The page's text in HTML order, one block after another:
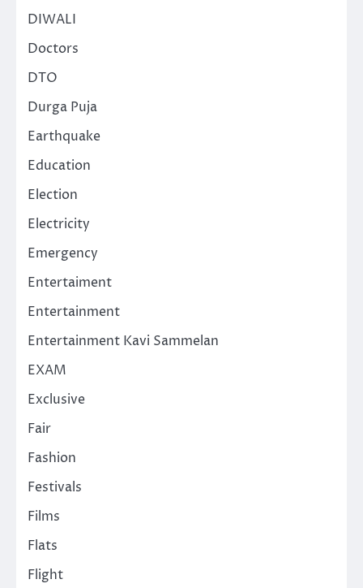
DIWALI
Doctors
DTO
Durga Puja
Earthquake
Education
Election
Electricity
Emergency
Entertaiment
Entertainment
Entertainment Kavi Sammelan
EXAM
Exclusive
Fair
Fashion
Festivals
Films
Flats
Flight